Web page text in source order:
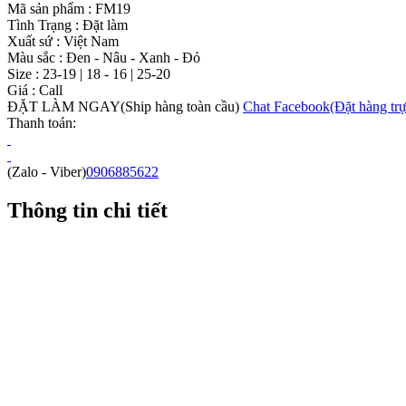
Mã sản phẩm : FM19
Tình Trạng : Đặt làm
Xuất sứ : Việt Nam
Màu sắc : Đen - Nâu - Xanh - Đỏ
Size : 23-19 | 18 - 16 | 25-20
Giá : Call
ĐẶT LÀM NGAY(Ship hàng toàn cầu) Chat Facebook(Đặt hàng
Thanh toán:
(Zalo - Viber)0906885622
Thông tin chi tiết